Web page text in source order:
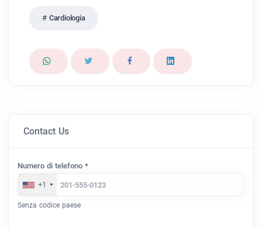
Cardiologia
Contact Us
Numero di telefono *
+1
Senza codice paese